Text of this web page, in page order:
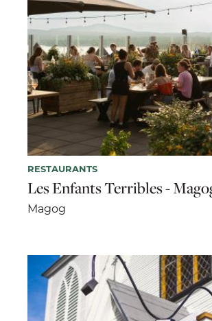
RESTAURANTS
Les Enfants Terribles -
Magog